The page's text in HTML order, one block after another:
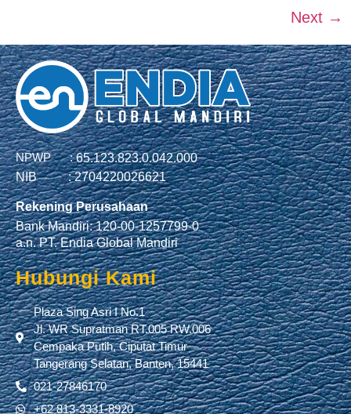
Next →
NPWP :65.123.823.0.042.000
NIB :2704220026621
Rekening Perusahaan
Bank Mandiri: 120-00-1257799-0
a.n. PT. Endia Global Mandiri
Hubungi Kami
Plaza Sing Asri I No.1
Jl. WR Supratman RT.005 RW.006
Cempaka Putih, Ciputat Timur
Tangerang Selatan, Banten, 15441
021-27846170
+62 813-3331-8920